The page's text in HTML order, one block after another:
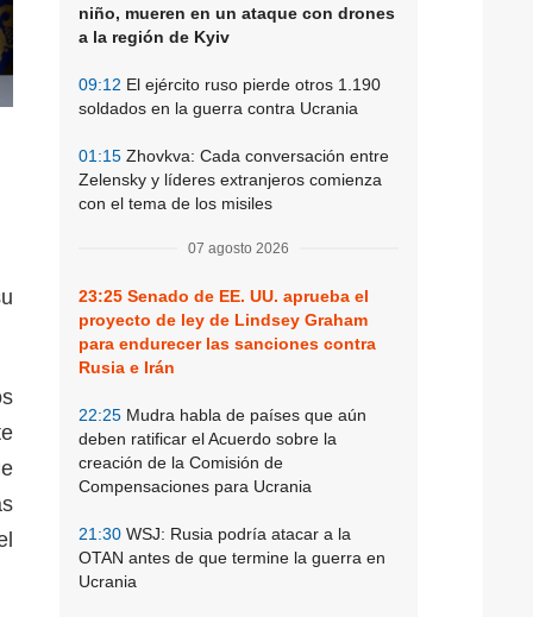
niño, mueren en un ataque con drones
a la región de Kyiv
09:12 El ejército ruso pierde otros 1.190
soldados en la guerra contra Ucrania
01:15 Zhovkva: Cada conversación entre
Zelensky y líderes extranjeros comienza
con el tema de los misiles
07 agosto 2026
23:25 Senado de EE. UU. aprueba el
proyecto de ley de Lindsey Graham
para endurecer las sanciones contra
Rusia e Irán
22:25 Mudra habla de países que aún
deben ratificar el Acuerdo sobre la
creación de la Comisión de
Compensaciones para Ucrania
21:30 WSJ: Rusia podría atacar a la
OTAN antes de que termine la guerra en
Ucrania